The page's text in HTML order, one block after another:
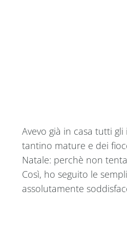
Avevo già in casa tutti
tantino mature e dei
Natale: perchè non
Così, ho seguito le
assolutamente